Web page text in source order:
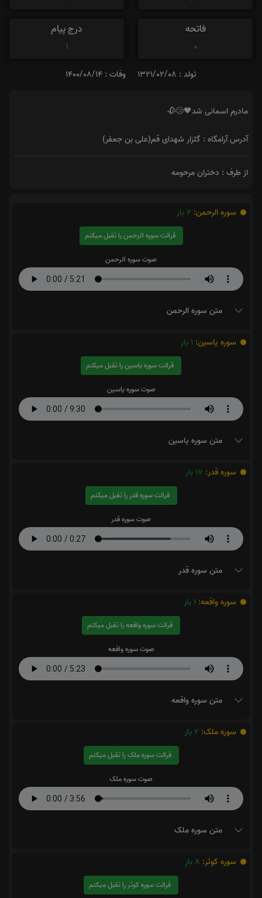
فاتحه
0
درج پیام
1
تولد : 1321/02/08 وفات : 1400/08/14
مادرم اسمانی شد🖤😢🥀
آدرس آرامگاه : گلزار شهدای قم(علی بن جعفر)
از طرف : دختران مرحومه
سوره الرحمن: 2 بار
قرائت سوره الرحمن را تقبل میکنم
صوت سوره الرحمن
متن سوره الرحمن
سوره یاسین: 1 بار
قرائت سوره یاسین را تقبل میکنم
صوت سوره یاسین
متن سوره یاسین
سوره قدر: 17 بار
قرائت سوره قدر را تقبل میکنم
صوت سوره قدر
متن سوره قدر
سوره واقعه: 1 بار
قرائت سوره واقعه را تقبل میکنم
صوت سوره واقعه
متن سوره واقعه
سوره ملک: 2 بار
قرائت سوره ملک را تقبل میکنم
صوت سوره ملک
متن سوره ملک
سوره کوثر: 8 بار
قرائت سوره کوثر را تقبل میکنم